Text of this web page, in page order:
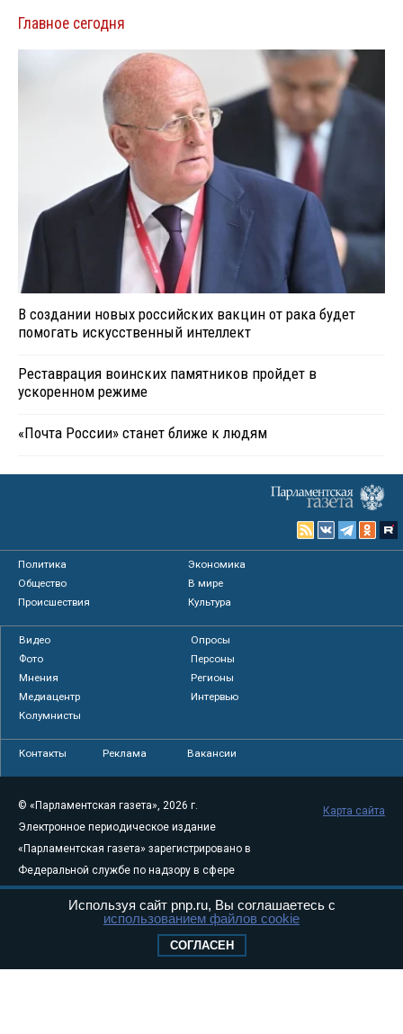
Главное сегодня
В создании новых российских вакцин от рака будет
помогать искусственный интеллект
Реставрация воинских памятников пройдет в
ускоренном режиме
«Почта России» станет ближе к людям
Политика
Экономика
Общество
В мире
Происшествия
Культура
Видео
Опросы
Фото
Персоны
Мнения
Регионы
Медиацентр
Интервью
Колумнисты
Контакты Реклама Вакансии
© «Парламентская газета», 2026 г.
Электронное периодическое издание
«Парламентская газета» зарегистрировано в
Федеральной службе по надзору в сфере
связи, информационных технологий и
массовых коммуникаций (Роскомнадзор) 05
Свидетельство о регистрации Эл № ФС77-
Карта сайта
Используя сайт pnp.ru, Вы соглашаетесь с
использованием файлов cookie
СОГЛАСЕН